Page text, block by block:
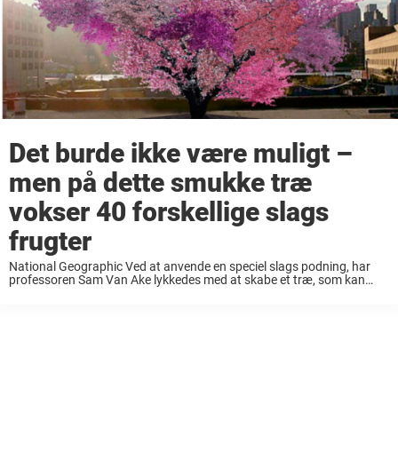
Det burde ikke være muligt –
men på dette smukke træ
vokser 40 forskellige slags
frugter
National Geographic Ved at anvende en speciel slags podning, har
professoren Sam Van Ake lykkedes med at skabe et træ, som kan